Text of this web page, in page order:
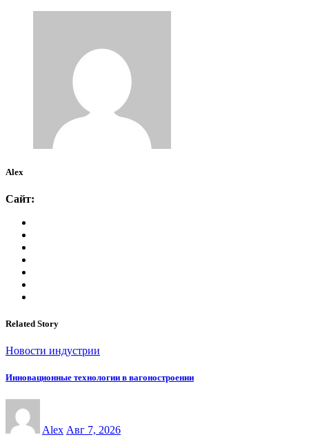
Alex
Сайт:
Related Story
Новости индустрии
Инновационные технологии в вагоностроении
Alex Авг 7, 2026